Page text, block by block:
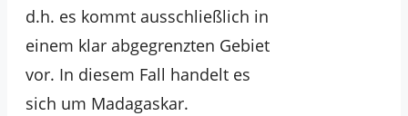
d.h. es kommt ausschließlich in
einem klar abgegrenzten Gebiet
vor. In diesem Fall handelt es
sich um Madagaskar.